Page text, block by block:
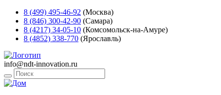
8 (499) 495-46-92 (Москва)
8 (846) 300-42-90 (Самара)
8 (4217) 34-05-10 (Комсомольск-на-Амуре)
8 (4852) 338-770 (Ярославль)
info@ndt-innovation.ru